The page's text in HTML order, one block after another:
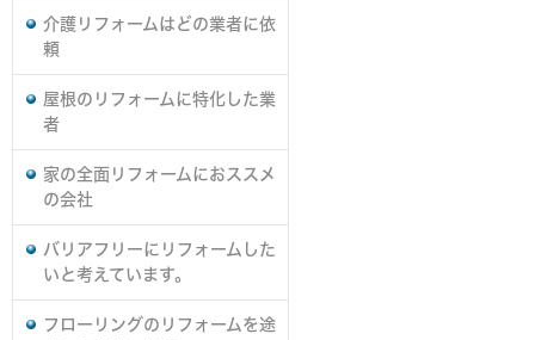
介護リフォームはどの業者に依
頼
屋根のリフォームに特化した業
者
家の全面リフォームにおススメ
の会社
バリアフリーにリフォームした
いと考えています。
フローリングのリフォームを途